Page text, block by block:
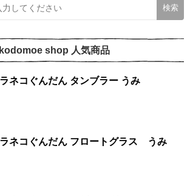
kodomoe shop 人気商品
ノラネコぐんだん タンブラー うみ
ノラネコぐんだん フロートグラス うみ